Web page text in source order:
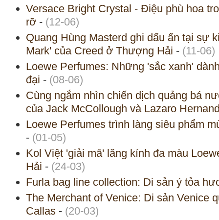
Versace Bright Crystal - Điệu phù hoa
rỡ - (12-06)
Quang Hùng Masterd ghi dấu ấn tại sự
Mark' của Creed ở Thượng Hải - (11-06)
Loewe Perfumes: Những 'sắc xanh'
đại - (08-06)
Cùng ngắm nhìn chiến dịch quảng bá
của Jack McCollough và Lazaro
Loewe Perfumes trình làng siêu phẩm
- (01-05)
Kol Việt 'giải mã' lăng kính đa màu
Hải - (24-03)
Furla bag line collection: Di sản ý tỏa
The Merchant of Venice: Di sản Venice
Callas - (20-03)